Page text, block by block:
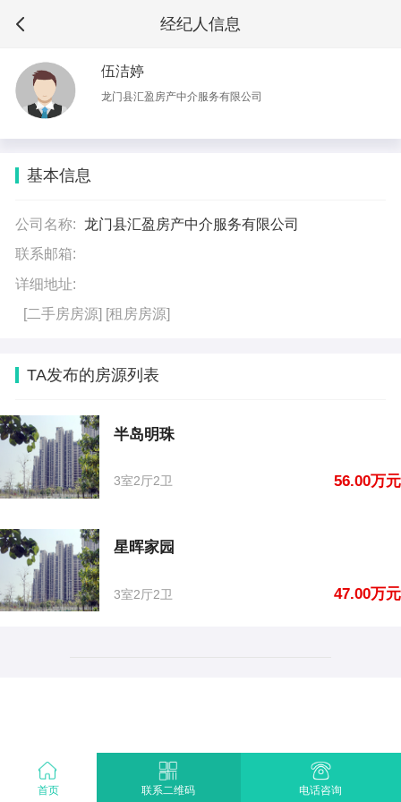
经纪人信息
首页 联系二维码 电话咨询
伍洁婷
龙门县汇盈房产中介服务有限公司
基本信息
公司名称: 龙门县汇盈房产中介服务有限公司
联系邮箱:
详细地址:
[二手房房源] [租房房源]
TA发布的房源列表
半岛明珠
3室2厅2卫 56.00万元
星晖家园
3室2厅2卫 47.00万元